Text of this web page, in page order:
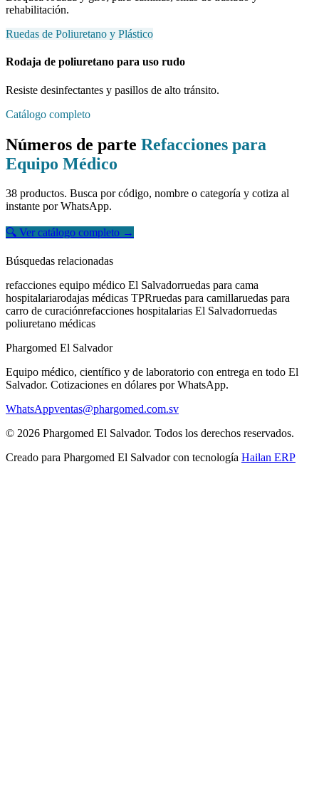
rehabilitación.
Ruedas de Poliuretano y Plástico
Rodaja de poliuretano para uso rudo
Resiste desinfectantes y pasillos de alto tránsito.
Catálogo completo
Números de parte Refacciones para
Equipo Médico
38 productos. Busca por código, nombre o categoría y cotiza al
instante por WhatsApp.
🔍 Ver catálogo completo →
Búsquedas relacionadas
refacciones equipo médico El Salvadorruedas para cama
hospitalariarodajas médicas TPRruedas para camillaruedas para
carro de curaciónrefacciones hospitalarias El Salvadorruedas
poliuretano médicas
Phargomed El Salvador
Equipo médico, científico y de laboratorio con entrega en todo El
Salvador. Cotizaciones en dólares por WhatsApp.
WhatsAppventas@phargomed.com.sv
© 2026 Phargomed El Salvador. Todos los derechos reservados.
Creado para Phargomed El Salvadorcon tecnología Hailan ERP